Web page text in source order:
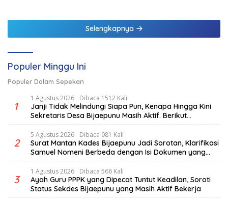
Selengkapnya
Populer Minggu Ini
Populer Dalam Sepekan
1
1 Agustus 2026 Dibaca 1512 Kali
Janji Tidak Melindungi Siapa Pun, Kenapa Hingga Kini
Sekretaris Desa Bijaepunu Masih Aktif. Berikut
penjelasan Ketua Komisi I DPRD TTS.
2
5 Agustus 2026 Dibaca 981 Kali
Surat Mantan Kades Bijaepunu Jadi Sorotan, Klarifikasi
Samuel Nomeni Berbeda dengan Isi Dokumen yang
Beredar
3
1 Agustus 2026 Dibaca 566 Kali
Ayah Guru PPPK yang Dipecat Tuntut Keadilan, Soroti
Status Sekdes Bijaepunu yang Masih Aktif Bekerja